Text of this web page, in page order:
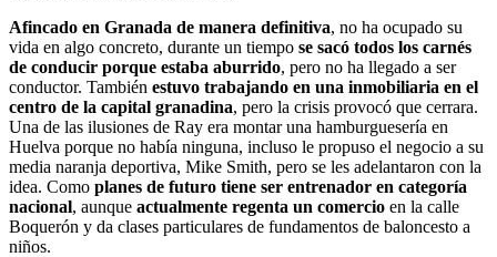
Afincado en Granada de manera definitiva, no ha ocupado su
vida en algo concreto, durante un tiempo se sacó todos los carnés
de conducir porque estaba aburrido, pero no ha llegado a ser
conductor. También estuvo trabajando en una inmobiliaria en el
centro de la capital granadina, pero la crisis provocó que cerrara.
Una de las ilusiones de Ray era montar una hamburguesería en
Huelva porque no había ninguna, incluso le propuso el negocio a su
media naranja deportiva, Mike Smith, pero se les adelantaron con la
idea. Como planes de futuro tiene ser entrenador en categoría
nacional, aunque actualmente regenta un comercio en la calle
Boquerón y da clases particulares de fundamentos de baloncesto a
niños.